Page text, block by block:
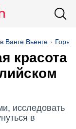
Ванге Вьенге Горы
красота
исследовать
в